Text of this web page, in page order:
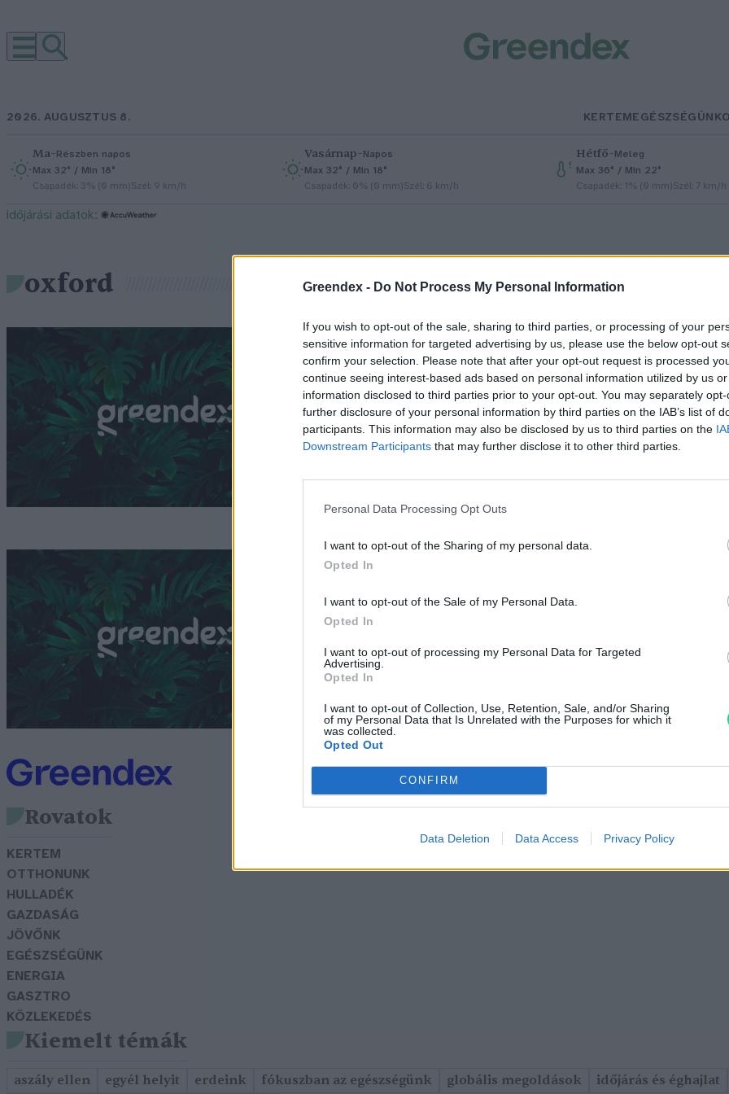
Greendex - Do Not Process My Personal Information
If you wish to opt-out of the sale, sharing to third parties, or processing of your
sensitive information for targeted advertising by us, please use the below opt-out
confirm your selection. Please note that after your opt-out request is processed
continue seeing interest-based ads based on personal information utilized by us
information disclosed to third parties prior to your opt-out. You may separately
further disclosure of your personal information by third parties on the IAB’s list of
participants. This information may also be disclosed by us to third parties on the
Downstream Participants that may further disclose it to other third parties.
Personal Data Processing Opt Outs
I want to opt-out of the Sharing of my personal data.
Opted In
I want to opt-out of the Sale of my Personal Data.
Opted In
I want to opt-out of processing my Personal Data for Targeted
Advertising.
Opted In
I want to opt-out of Collection, Use, Retention, Sale, and/or Sharing
of my Personal Data that Is Unrelated with the Purposes for which it
was collected.
Opted Out
CONFIRM
Data Deletion Data Access Privacy Policy
2026. AUGUSZTUS 8. KERTEMEGÉSZSÉGÜNK
Ma–Részben napos
Max 32° / Min 18°
Csapadék: 3% (0 mm)Szél: 9 km/h
Vasárnap–Napos
Max 32° / Min 18°
Csapadék: 0% (0 mm)Szél: 6 km/h
Hétfő–Meleg
Max 36° / Min 22°
Csapadék: 1% (0 mm)Szél: 7 km/h
időjárási adatok:
oxford
A klímaváltozás a világ
népességének 90%-át sújtja majd
Greendex szemle
Újabb fenntartható növényi bőr a
piacon
Greendex szemle
Rovatok
KERTEM
OTTHONUNK
HULLADÉK
GAZDASÁG
JÖVŐNK
EGÉSZSÉGÜNK
ENERGIA
GASZTRO
KÖZLEKEDÉS
Kiemelt témák
aszály ellen egyél helyit erdeink fókuszban az egészségünk globális megoldások időjárás és éghajlat